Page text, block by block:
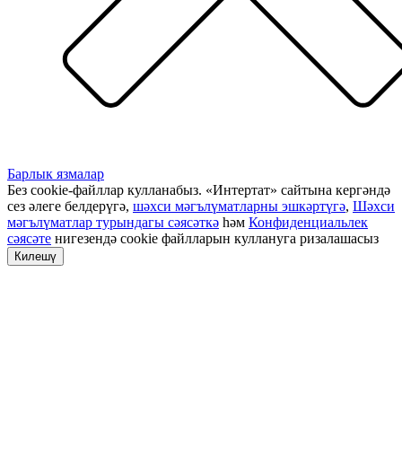
Барлык язмалар
Без cookie-файллар кулланабыз. «Интертат» сайтына кергәндә
сез әлеге белдерүгә, шәхси мәгълүматларны эшкәртүгә, Шәхси
мәгълүматлар турындагы сәясәткә һәм Конфиденциальлек
сәясәте нигезендә cookie файлларын куллануга ризалашасыз
Килешү